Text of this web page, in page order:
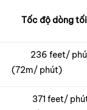
Tốc độ dòng
236 feet/
(72m/ phút)
371 feet/